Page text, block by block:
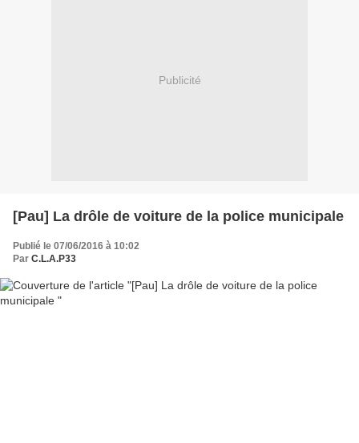
Publicité
[Pau] La drôle de voiture de la police municipale
Publié le 07/06/2016 à 10:02
Par C.L.A.P33